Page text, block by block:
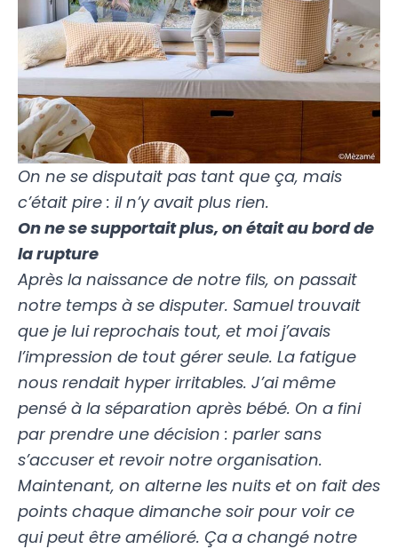
On ne se disputait pas tant que ça, mais
c’était pire : il n’y avait plus rien.
On ne se supportait plus, on était au bord de
la rupture
Après la naissance de notre fils, on passait
notre temps à se disputer. Samuel trouvait
que je lui reprochais tout, et moi j’avais
l’impression de tout gérer seule. La fatigue
nous rendait hyper irritables. J’ai même
pensé à la séparation après bébé. On a fini
par prendre une décision : parler sans
s’accuser et revoir notre organisation.
Maintenant, on alterne les nuits et on fait des
points chaque dimanche soir pour voir ce
qui peut être amélioré. Ça a changé notre